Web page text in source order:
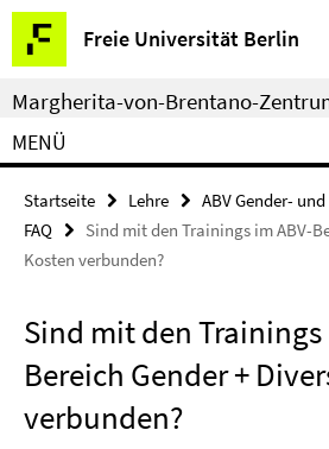
Springe
direkt
zu
Inhalt
Freie Universität Berlin
Service-
Navigation
Margherita-von-Brentano-
MENÜ
Startseite Lehre
ABV Gender-
FAQ
Sind mit den Trainings im ABV-
Kosten verbunden?
Sind mit den Trainings
Bereich Gender +
verbunden?